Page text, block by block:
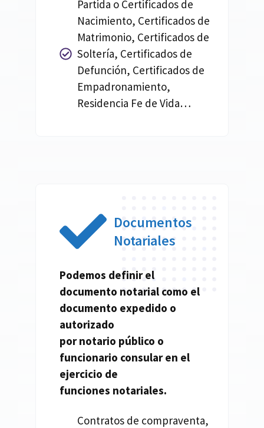
Partida o Certificados de
Nacimiento, Certificados de
Matrimonio, Certificados de
Soltería, Certificados de
Defunción, Certificados de
Empadronamiento,
Residencia Fe de Vida…
Documentos
Notariales
Podemos definir el
documento notarial como el
documento expedido o
autorizado
pornotario público o
funcionario consular en el
ejercicio de
funciones notariales.
Contratos de compraventa,